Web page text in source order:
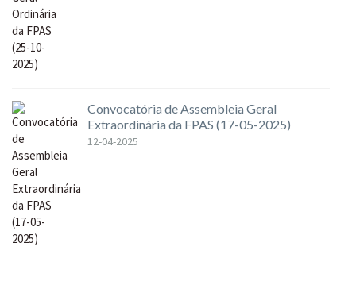
Convocatória de Assembleia Geral
Extraordinária da FPAS (17-05-2025)
12-04-2025